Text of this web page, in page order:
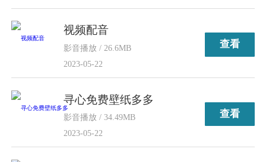
视频配音
影音播放 / 26.6MB
2023-05-22
查看
寻心免费壁纸多多
影音播放 / 34.49MB
2023-05-22
查看